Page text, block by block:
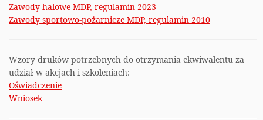
Zawody halowe MDP, regulamin 2023
Zawody sportowo-pożarnicze MDP, regulamin 2010
Wzory druków potrzebnych do otrzymania ekwiwalentu za
udział w akcjach i szkoleniach:
Oświadczenie
Wniosek